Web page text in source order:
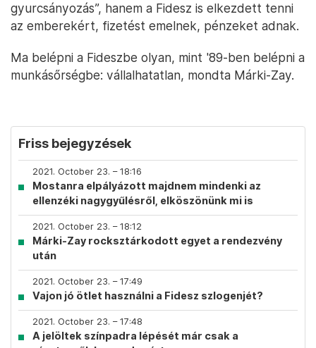
gyurcsányozás”, hanem a Fidesz is elkezdett tenni
az emberekért, fizetést emelnek, pénzeket adnak.
Ma belépni a Fideszbe olyan, mint '89-ben belépni a
munkásőrségbe: vállalhatatlan, mondta Márki-Zay.
Friss bejegyzések
2021. October 23. – 18:16
Mostanra elpályázott majdnem mindenki az
ellenzéki nagygyűlésről, elköszönünk mi is
2021. October 23. – 18:12
Márki-Zay rocksztárkodott egyet a rendezvény
után
2021. October 23. – 17:49
Vajon jó ötlet használni a Fidesz szlogenjét?
2021. October 23. – 17:48
A jelöltek színpadra lépését már csak a